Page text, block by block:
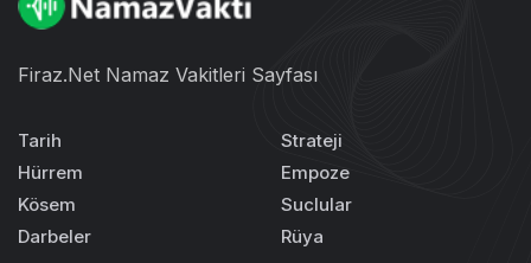
Firaz.Net Namaz Vakitleri Sayfası
Tarih
Hürrem
Kösem
Darbeler
Strateji
Empoze
Suclular
Rüya